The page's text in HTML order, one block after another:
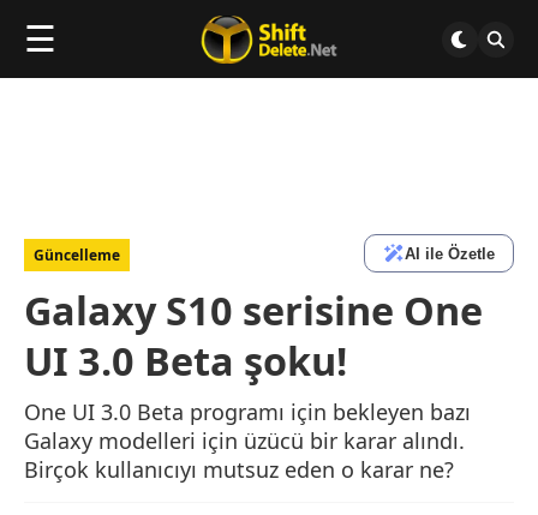
☰
Güncelleme AI ile Özetle
Galaxy S10 serisine One
UI 3.0 Beta şoku!
One UI 3.0 Beta programı için bekleyen bazı
Galaxy modelleri için üzücü bir karar alındı.
Birçok kullanıcıyı mutsuz eden o karar ne?